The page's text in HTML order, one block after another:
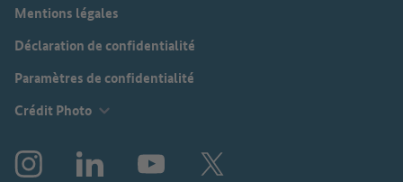
Mentions légales
Déclaration de confidentialité
Paramètres de confidentialité
Crédit Photo
Instagram LinkedIn YouTube